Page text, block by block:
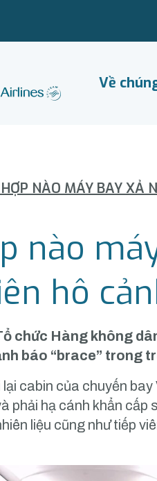
Về
nào
hô
chức Hàng không
báo “brace” trong
cabin của chuyến
phải hạ cánh khẩn
liệu cũng như tiếp